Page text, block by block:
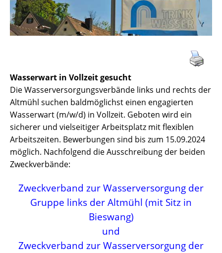
Wasserwart in Vollzeit gesucht
Die Wasserversorgungsverbände links und rechts der
Altmühl suchen baldmöglichst einen engagierten
Wasserwart (m/w/d) in Vollzeit. Geboten wird ein
sicherer und vielseitiger Arbeitsplatz mit flexiblen
Arbeitszeiten. Bewerbungen sind bis zum 15.09.2024
möglich. Nachfolgend die Ausschreibung der beiden
Zweckverbände:
Zweckverband zur Wasserversorgung der
Gruppe links der Altmühl (mit Sitz in
Bieswang)
und
Zweckverband zur Wasserversorgung der